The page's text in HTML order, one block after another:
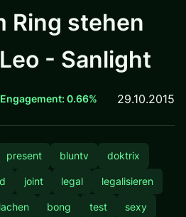
Ring stehen
- Sanlight
Engagement: 0.66% 29.10.2015
present bluntv doktrix
joint legal legalisieren
lachen bong test sexy